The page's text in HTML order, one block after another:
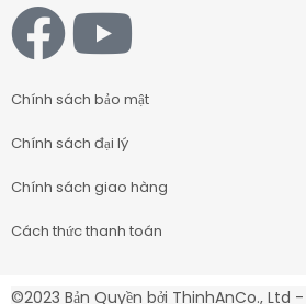
Chính sách bảo mật
Chính sách đại lý
Chính sách giao hàng
Cách thức thanh toán
©2023 Bản Quyền bởi ThinhAnCo., Ltd -